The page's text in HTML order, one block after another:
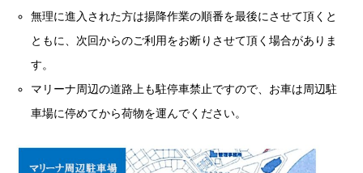
無理に進入された方は揚降作業の順番を最後にさせて頂くと
ともに、次回からのご利用をお断りさせて頂く場合がありま
す。
マリーナ周辺の道路上も駐停車禁止ですので、お車は周辺駐
車場に停めてから荷物を運んでください。